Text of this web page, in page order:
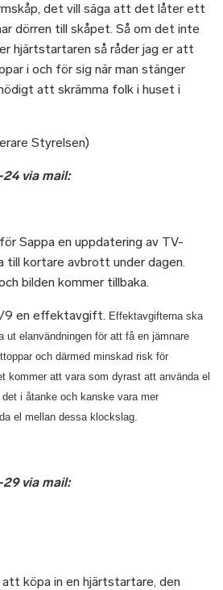
det vill säga att det låter ett
dörren till skåpet. Så om det inte
hjärtstartaren så råder jag er att
i och för sig när man stänger
att skrämma folk i huset i
Styrelsen)
via mail:
Sappa en uppdatering av TV-
till kortare avbrott under dagen.
bilden kommer tillbaka.
9 en effektavgift. Effektavgifterna ska
ut elanvändningen för att få en jämnare
och därmed minskad risk för
kommer att vara som dyrast att använda el
i åtanke och kanske vara mer
el mellan dessa klockslag.
via mail:
köpa in en hjärtstartare, den